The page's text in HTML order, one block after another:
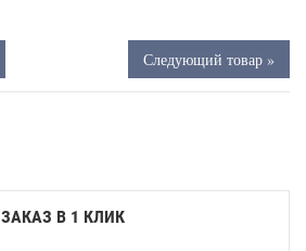
Следующий товар »
ЗАКАЗ В 1 КЛИК